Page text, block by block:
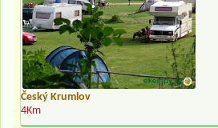
Český Krumlov
4Km